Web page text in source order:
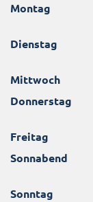
Montag
Dienstag
Mittwoch
Donnerstag
Freitag
Sonnabend
Sonntag